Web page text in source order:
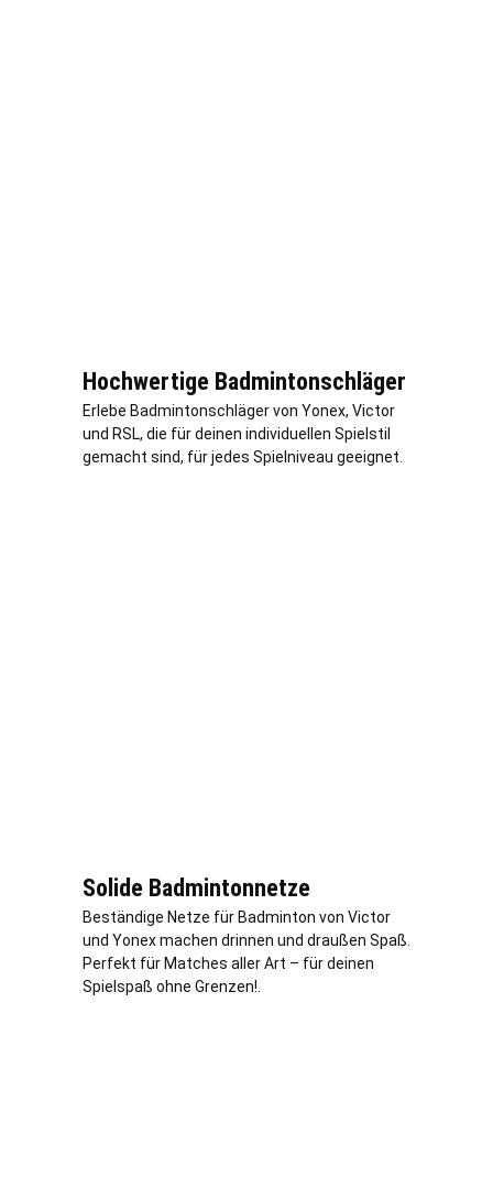
Hochwertige Badmintonschläger
Erlebe Badmintonschläger von Yonex, Victor
und RSL, die für deinen individuellen Spielstil
gemacht sind, für jedes Spielniveau geeignet.
Solide Badmintonnetze
Beständige Netze für Badminton von Victor
und Yonex machen drinnen und draußen Spaß.
Perfekt für Matches aller Art – für deinen
Spielspaß ohne Grenzen!.